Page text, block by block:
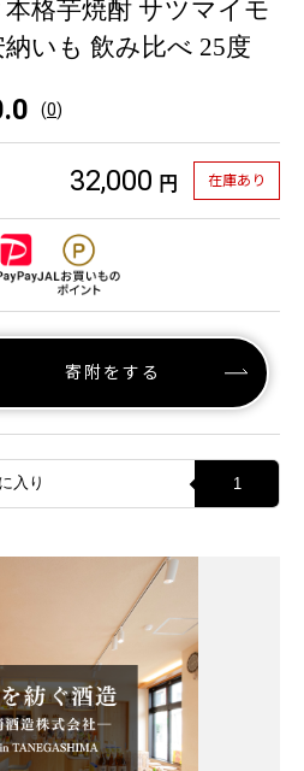
格芋焼酎 サツマイモ
いも 飲み比べ 25度
(0)
32,000 円 在庫あり
寄附をする
入り 1